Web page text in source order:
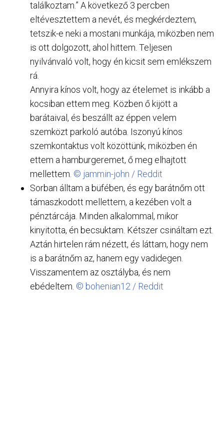
találkoztam.” A következő 3 percben
eltévesztettem a nevét, és megkérdeztem,
tetszik-e neki a mostani munkája, miközben nem
is ott dolgozott, ahol hittem. Teljesen
nyilvánvaló volt, hogy én kicsit sem emlékszem
rá.
Annyira kínos volt, hogy az ételemet is inkább a
kocsiban ettem meg. Közben ő kijött a
barátaival, és beszállt az éppen velem
szemközt parkoló autóba. Iszonyú kínos
szemkontaktus volt közöttünk, miközben én
ettem a hamburgeremet, ő meg elhajtott
mellettem. © jammin-john / Reddit
Sorban álltam a büfében, és egy barátnőm ott
támaszkodott mellettem, a kezében volt a
pénztárcája. Minden alkalommal, mikor
kinyitotta, én becsuktam. Kétszer csináltam ezt.
Aztán hirtelen rám nézett, és láttam, hogy nem
is a barátnőm az, hanem egy vadidegen.
Visszamentem az osztályba, és nem
ebédeltem. © bohenian12 / Reddit